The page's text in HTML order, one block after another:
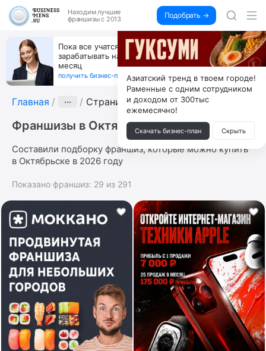
Находим лучшие
франшизы с 2013
Подобрать →
Пока все учатся пользоваться ИИ, вы можете
зарабатывать на их обучении по 500 тыс. каждый
месяц
получить бизнес-план ↓
Главная ··· Страница 5
Франшизы в Октябрьске
Составили подборку франшиз, которые можно купить
в Октябрьске в 2026 году
Показано франшиз: 29 из 291
Азиатский тренд в твоем городе!
Раменные с одним сотрудником
и доходом от 300тыс
ежемесячно!
Скачать бизнес-план Скрыть